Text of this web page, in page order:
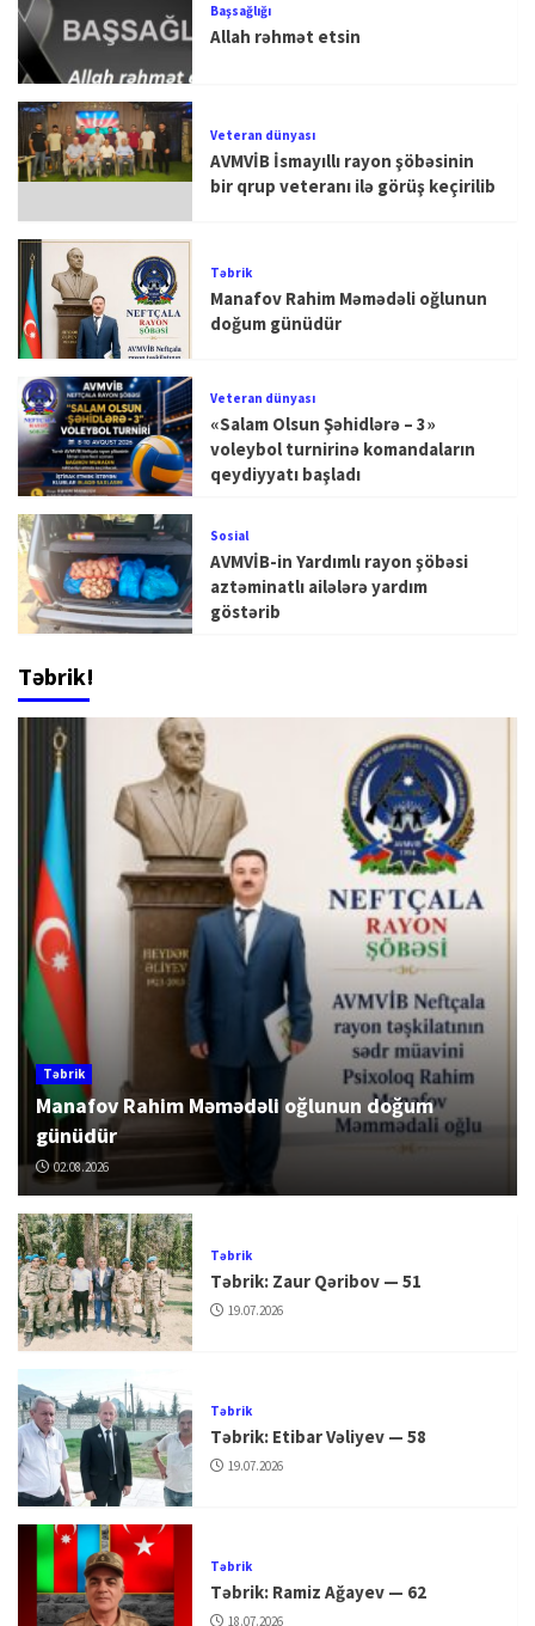
Başsağlığı
Allah rəhmət etsin
Veteran dünyası
AVMVİB İsmayıllı rayon şöbəsinin
bir qrup veteranı ilə görüş keçirilib
Təbrik
Manafov Rahim Məmədəli oğlunun
doğum günüdür
Veteran dünyası
«Salam Olsun Şəhidlərə – 3»
voleybol turnirinə komandaların
qeydiyyatı başladı
Sosial
AVMVİB-in Yardımlı rayon şöbəsi
aztəminatlı ailələrə yardım
göstərib
Təbrik!
Təbrik
Manafov Rahim Məmədəli oğlunun doğum
günüdür
02.08.2026
Təbrik
Təbrik: Zaur Qəribov — 51
19.07.2026
Təbrik
Təbrik: Etibar Vəliyev — 58
19.07.2026
Təbrik
Təbrik: Ramiz Ağayev — 62
18.07.2026